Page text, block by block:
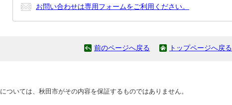
お問い合わせは専用フォームをご利用ください。
前のページへ戻る トップページへ戻る
ついては、秋田市がその内容を保証するものではありません。